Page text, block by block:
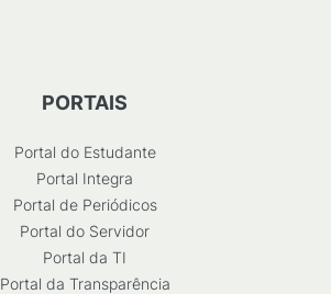
PORTAIS
Portal do Estudante
Portal Integra
Portal de Periódicos
Portal do Servidor
Portal da TI
Portal da Transparência